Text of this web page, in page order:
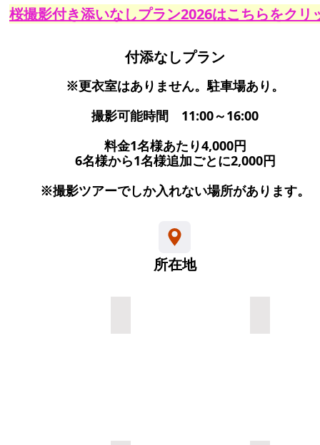
桜撮影付き添いなしプラン2026はこちらをクリ
付添なしプラン
※更衣室はありません。駐車場あり。
撮影可能時間 11:00～16:00
料金1名様あたり4,000円
6名様から1名様追加ごとに2,000円
​※撮影ツアーでしか入れない場所があります。
所在地